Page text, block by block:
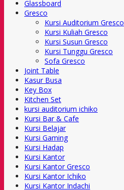
Glassboard
Gresco
Kursi Auditorium Gresco
Kursi Kuliah Gresco
Kursi Susun Gresco
Kursi Tunggu Gresco
Sofa Gresco
Joint Table
Kasur Busa
Key Box
Kitchen Set
kursi auditorium ichiko
Kursi Bar & Cafe
Kursi Belajar
Kursi Gaming
Kursi Hadap
Kursi Kantor
Kursi Kantor Gresco
Kursi Kantor Ichiko
Kursi Kantor Indachi